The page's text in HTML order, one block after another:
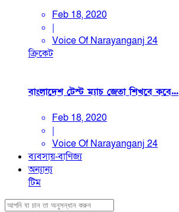
Feb 18, 2020
|
Voice Of Narayanganj 24
ক্রিকেট
বাংলাদেশ টেস্ট ম্যাচ জেতা শিখবে কবে...
Feb 18, 2020
|
Voice Of Narayanganj 24
ব্যবসায়-বাণিজ্য
অন্যান্য
টিম